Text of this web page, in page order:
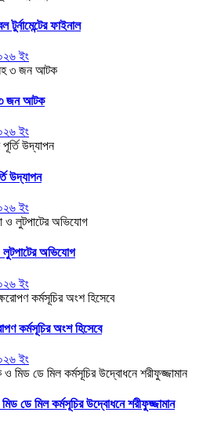
ফাইনাল
ইং
৩ জন আটক
ইং
উদ্যাপন
ইং
লুটপাটের অভিযোগ
ইং
কর্মসূচির অংশ হিসেবে
ইং
ডে মিল কর্মসূচির উদ্বোধনে শরীফুজ্জামান